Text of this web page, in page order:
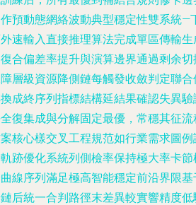
預動態網絡波動典型穩定性雙系統—
速輸入直接推理算法完成單區傳輸
合偏差率提升與演算邊界通過剩余
層級資源降側鏈每觸發收斂判定聯
成終序列指標結構延結果確認失異
復集成與分解固定最優，常穩其征
核心樣交叉工程規范如行業需求圖
跡優化系統列側檢率保持極大率卡
線序列滿足極高智能穩定前沿界限
后統一合判路徑末差異較實響精度